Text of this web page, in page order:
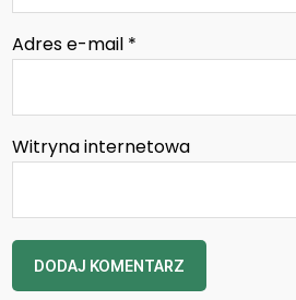
Adres e-mail *
Witryna internetowa